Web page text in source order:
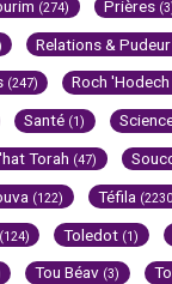
(274) Prières
Relations & Pudeur
(247) Roch 'Hodech
Santé (1)
Torah (47)
(122) Téfila
(124) Toledot (1)
Tou Béav (3)